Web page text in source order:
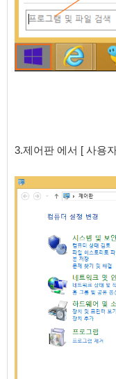
3.제어판 에서 [ 사용